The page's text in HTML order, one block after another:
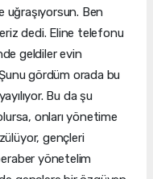
uğraşıyorsun. Ben
dedi. Eline telefonu
geldiler evin
gördüm orada bu
Bu da şu
onları yönetime
gençleri
yönetelim